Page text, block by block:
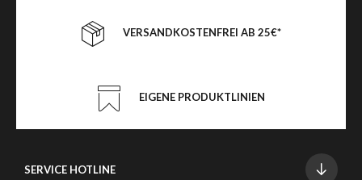
VERSANDKOSTENFREI AB 25€*
EIGENE PRODUKTLINIEN
SERVICE HOTLINE